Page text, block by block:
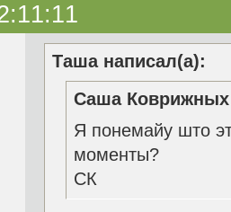
Таша написал(а):
Саша Коврижных
Я понемайу што
моменты?
СК